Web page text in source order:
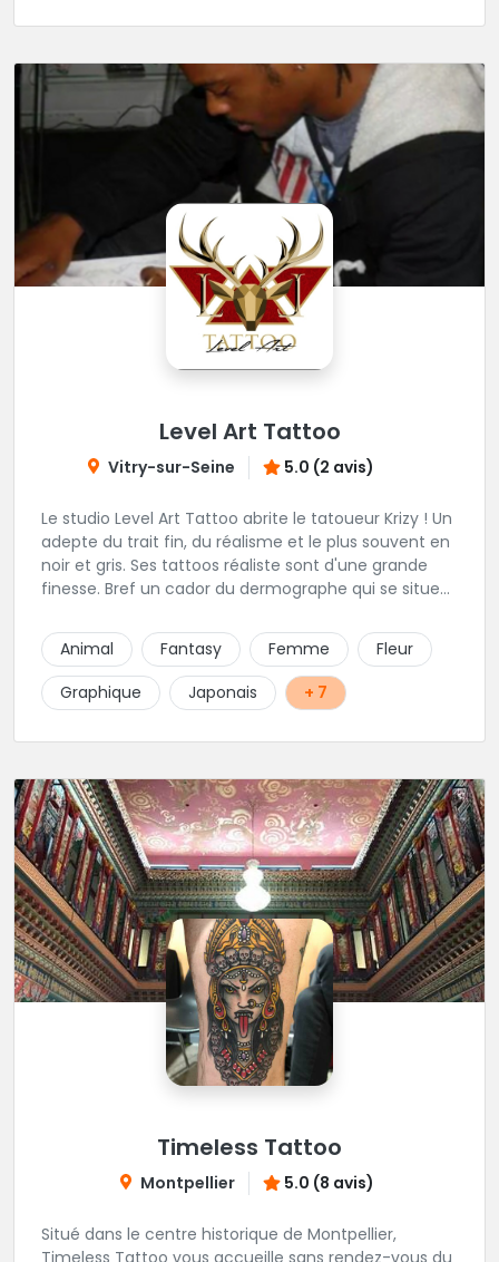
Level Art Tattoo
Vitry-sur-Seine 5.0 (2 avis)
Le studio Level Art Tattoo abrite le tatoueur Krizy ! Un
adepte du trait fin, du réalisme et le plus souvent en
noir et gris. Ses tattoos réaliste sont d'une grande
finesse. Bref un cador du dermographe qui se situe
Animal
Fantasy Femme
Fleur
Graphique
Japonais + 7
Timeless Tattoo
Montpellier 5.0 (8 avis)
Situé dans le centre historique de Montpellier,
Timeless Tattoo vous accueille sans rendez-vous du